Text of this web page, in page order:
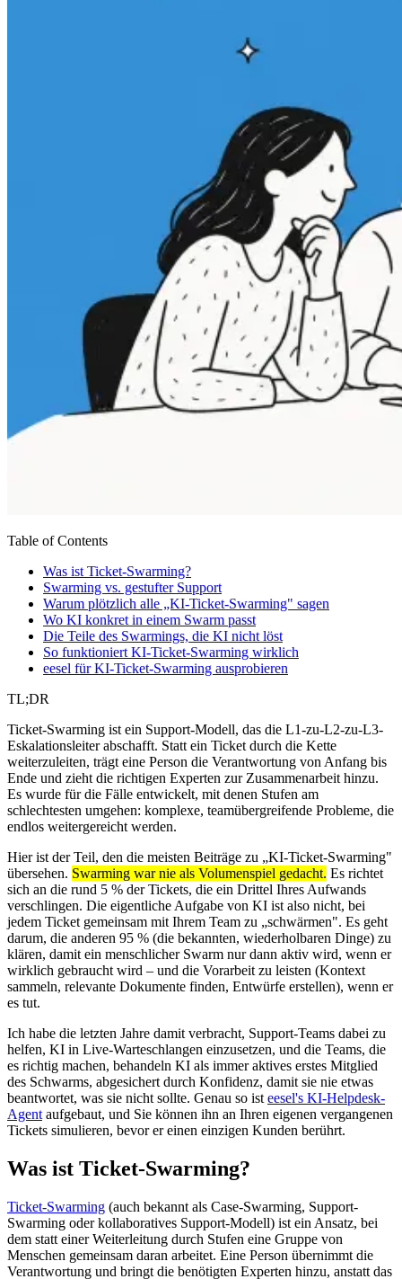
Table of Contents
Was ist Ticket-Swarming?
Swarming vs. gestufter Support
Warum plötzlich alle „KI-Ticket-Swarming" sagen
Wo KI konkret in einem Swarm passt
Die Teile des Swarmings, die KI nicht löst
So funktioniert KI-Ticket-Swarming wirklich
eesel für KI-Ticket-Swarming ausprobieren
TL;DR
Ticket-Swarming ist ein Support-Modell, das die L1-zu-L2-zu-L3-
Eskalationsleiter abschafft. Statt ein Ticket durch die Kette
weiterzuleiten, trägt eine Person die Verantwortung von Anfang bis
Ende und zieht die richtigen Experten zur Zusammenarbeit hinzu.
Es wurde für die Fälle entwickelt, mit denen Stufen am
schlechtesten umgehen: komplexe, teamübergreifende Probleme, die
endlos weitergereicht werden.
Hier ist der Teil, den die meisten Beiträge zu „KI-Ticket-Swarming"
übersehen. Swarming war nie als Volumenspiel gedacht. Es richtet
sich an die rund 5 % der Tickets, die ein Drittel Ihres Aufwands
verschlingen. Die eigentliche Aufgabe von KI ist also nicht, bei
jedem Ticket gemeinsam mit Ihrem Team zu „schwärmen". Es geht
darum, die anderen 95 % (die bekannten, wiederholbaren Dinge) zu
klären, damit ein menschlicher Swarm nur dann aktiv wird, wenn er
wirklich gebraucht wird – und die Vorarbeit zu leisten (Kontext
sammeln, relevante Dokumente finden, Entwürfe erstellen), wenn er
es tut.
Ich habe die letzten Jahre damit verbracht, Support-Teams dabei zu
helfen, KI in Live-Warteschlangen einzusetzen, und die Teams, die
es richtig machen, behandeln KI als immer aktives erstes Mitglied
des Schwarms, abgesichert durch Konfidenz, damit sie nie etwas
beantwortet, was sie nicht sollte. Genau so ist eesel's KI-Helpdesk-
Agent aufgebaut, und Sie können ihn an Ihren eigenen vergangenen
Tickets simulieren, bevor er einen einzigen Kunden berührt.
Was ist Ticket-Swarming?
Ticket-Swarming (auch bekannt als Case-Swarming, Support-
Swarming oder kollaboratives Support-Modell) ist ein Ansatz, bei
dem statt einer Weiterleitung durch Stufen eine Gruppe von
Menschen gemeinsam daran arbeitet. Eine Person übernimmt die
Verantwortung und bringt die benötigten Experten hinzu, anstatt das